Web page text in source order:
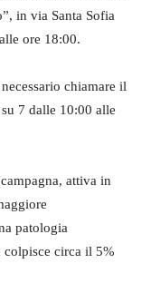
in via Santa Sofia
ore 18:00.
chiamare il
7 dalle 10:00 alle
attiva in
patologia
colpisce circa il 5%